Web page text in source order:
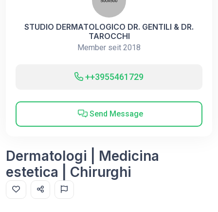
STUDIO DERMATOLOGICO DR. GENTILI & DR.
TAROCCHI
Member seit 2018
++3955461729
Send Message
Dermatologi | Medicina
estetica | Chirurghi